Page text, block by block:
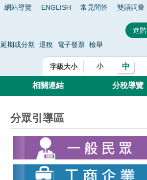
網站導覽 ENGLISH 常見問答 雙語詞彙
延期或分期 退稅 電子發票 檢舉
字級大小 小 中
相關連結 分稅導覽
分眾引導區